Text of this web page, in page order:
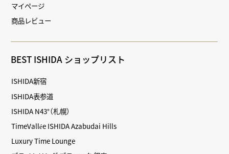
マイページ
商品レビュー
BEST ISHIDA ショップリスト
ISHIDA新宿
ISHIDA表参道
ISHIDA N43°（札幌）
TimeVallée ISHIDA Azabudai Hills
Luxury Time Lounge